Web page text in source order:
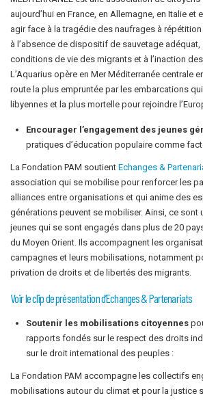
aujourd’hui en France, en Allemagne, en Italie et
agir face à la tragédie des naufrages à
à l’absence de dispositif de sauvetage adéquat,
conditions de vie des migrants et à l’inaction
L’Aquarius opère en Mer Méditerranée centrale
route la plus empruntée par les embarcations
libyennes et la plus mortelle pour rejoindre
Encourager l’engagement des jeunes
pratiques d’éducation populaire comme
La Fondation PAM soutient Echanges &
association qui se mobilise pour renforcer les
alliances entre organisations et qui anime des
générations peuvent se mobiliser. Ainsi, ce sont
jeunes qui se sont engagés dans plus de 20
du Moyen Orient. Ils accompagnent les
campagnes et leurs mobilisations, notamment
privation de droits et de libertés des migrants.
Voir le clip de présentation d’Echanges & Partenariats
Soutenir les mobilisations citoyennes
rapports fondés sur le respect des droits
sur le droit international des peuples :
La Fondation PAM accompagne les collectifs
mobilisations autour du climat et pour la justice